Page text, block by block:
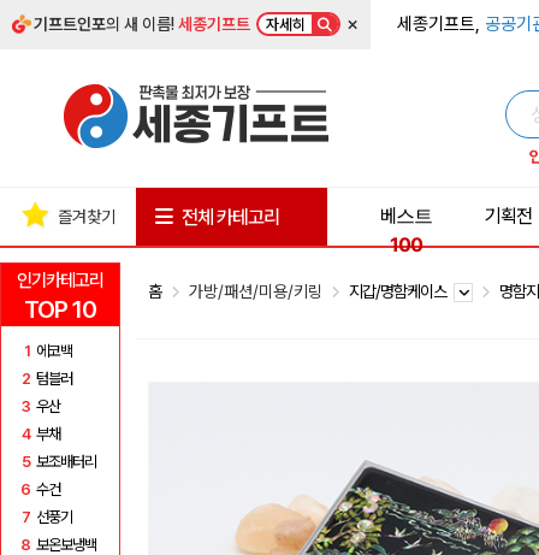
기프트인포의 새 이름!세종기프트 자세히 × 세종기프트, 공공기
인기카테고리
TOP 10
1 에코백
2 텀블러
3 우산
4 부채
5 보조배터리
6 수건
7 선풍기
8 보온보냉백
즐겨찾기 전체 카테고리
베스트
100
기획전
홈 가방/패션/미용/키링 지갑/명함케이스 명함